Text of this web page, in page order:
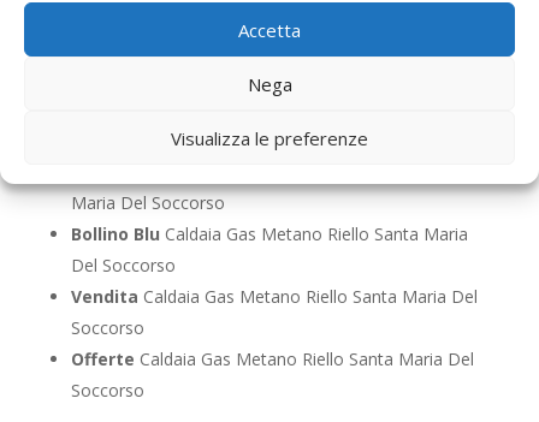
Accetta
Nega
Visualizza le preferenze
Maria Del Soccorso
Bollino Blu Caldaia Gas Metano Riello Santa Maria
Del Soccorso
Vendita Caldaia Gas Metano Riello Santa Maria Del
Soccorso
Offerte Caldaia Gas Metano Riello Santa Maria Del
Soccorso